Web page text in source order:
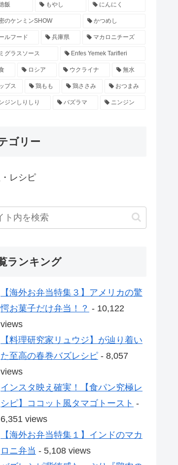
飯 もやし にんにく
のケンミンSHOW かつめし
ルフード 兵庫県 マカロニチーズ
グラスソース Enfes Yemek Tarifleri
ロシア ウクライナ 無水
プス 鶏もも 鶏ささみ おつまみ
ジンしりしり バズラマ ニンジン
ゴリー
レシピ
ランキング
【海外お弁当特集３】アメリカの驚
愕お菓子だけ弁当！？ - 10,122
views
【料理研究家リュウジ】が辿り着い
た至高の春巻バズレシピ - 8,057
views
インスタ映え確実！【食パン究極レ
シピ】ココット風タマゴトースト -
6,351 views
【海外お弁当特集１】インドのマカ
ロニ弁当 - 5,108 views